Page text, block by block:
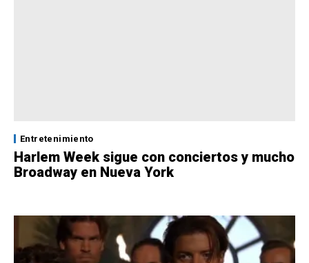
Entretenimiento
Harlem Week sigue con conciertos y mucho
Broadway en Nueva York